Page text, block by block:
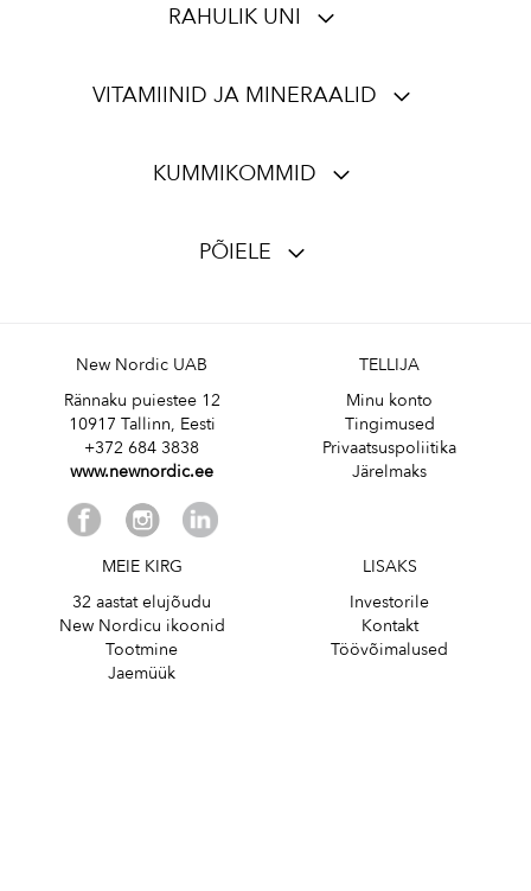
RAHULIK UNI
VITAMIINID JA MINERAALID
KUMMIKOMMID
PÕIELE
New Nordic UAB
Rännaku puiestee 12
10917 Tallinn, Eesti
+372 684 3838
www.newnordic.ee
TELLIJA
Minu konto
Tingimused
Privaatsuspoliitika
Järelmaks
MEIE KIRG
32 aastat elujõudu
New Nordicu ikoonid
Tootmine
Jaemüük
LISAKS
Investorile
Kontakt
Töövõimalused